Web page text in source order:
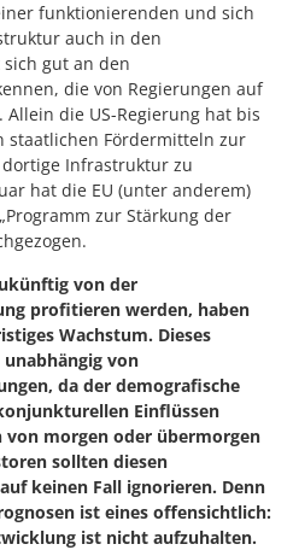
funktionierenden und sich
auch in den
gut an den
die von Regierungen auf
die US-Regierung hat bis
staatlichen Fördermitteln zur
Infrastruktur zu
hat die EU (unter anderem)
zur Stärkung der
von der
profitieren werden, haben
Wachstum. Dieses
von
da der demografische
Einflüssen
von morgen oder übermorgen
sollten diesen
keinen Fall ignorieren. Denn
ist eines offensichtlich:
ist nicht aufzuhalten.